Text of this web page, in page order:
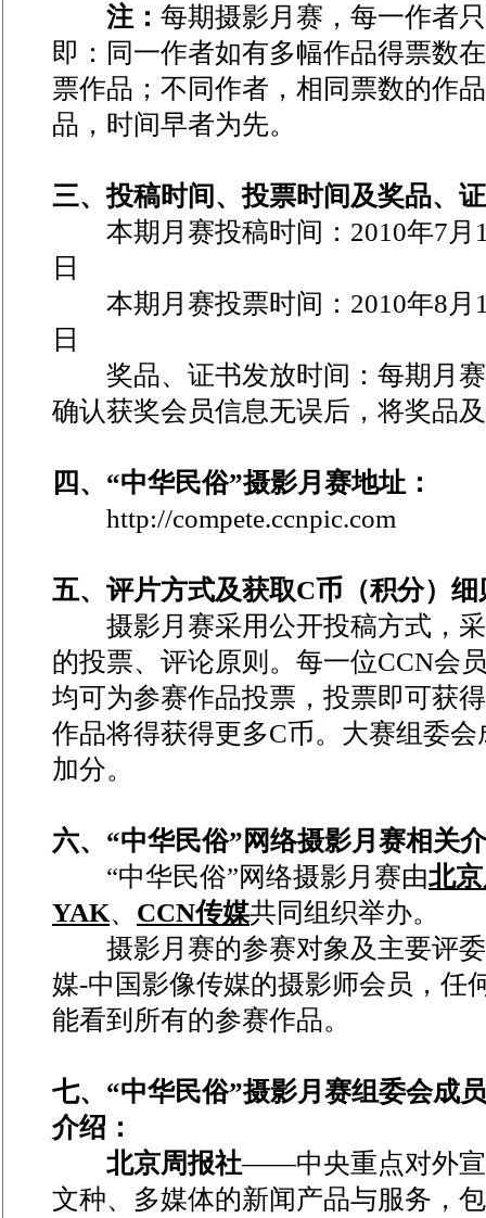
注： 每期摄影月赛，每一作者
即：同一作者如有多幅作品得票数
票作品；不同作者，相同票数的作
品，时间早者为先。
三、投稿时间、投票时间及奖品、
本期月赛投稿时间：2010年7月
日
本期月赛投票时间：2010年8月
日
奖品、证书发放时间：每期月赛
确认获奖会员信息无误后，将奖品
四、“中华民俗”摄影月赛地址：
http://compete.ccnpic.com
五、评片方式及获取C币（积分）细
摄影月赛采用公开投稿方式，采
的投票、评论原则。每一位CCN会
均可为参赛作品投票，投票即可获
作品将得获得更多C币。大赛组委
加分。
六、“中华民俗”网络摄影月赛相关
“中华民俗”网络摄影月赛由北
YAK、 CCN传媒共同组织举办。
摄影月赛的参赛对象及主要评委
媒-中国影像传媒的摄影师会员，任
能看到所有的参赛作品。
七、“中华民俗”摄影月赛组委会成
介绍：
北京周报社——中央重点对外宣
文种、多媒体的新闻产品与服务，